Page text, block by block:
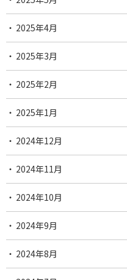
2025年4月
2025年3月
2025年2月
2025年1月
2024年12月
2024年11月
2024年10月
2024年9月
2024年8月